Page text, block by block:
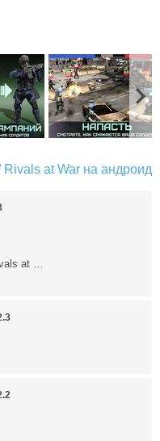
at War на андроид
at …